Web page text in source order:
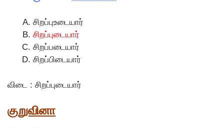
சிறப்புஉடையார்
சிறப்புடையார்
சிறப்படையார்
சிறப்பிடையார்
விடை : சிறப்புடையார்
குறுவினா